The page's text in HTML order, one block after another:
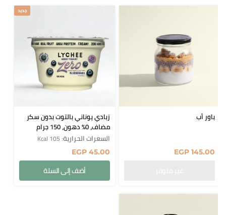
باور أب
EGP 145.00
جديد
زبادي يوناني بالتوت بدون سكر
مضاف، 0% دهون، 150 جرام
EGP 45.00
أضف إلى السلة
السعرات الحرارية: 105 Kcal